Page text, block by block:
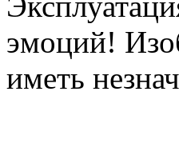
эмоций!
иметь